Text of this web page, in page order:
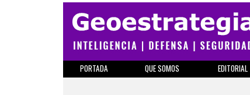
PORTADA QUE SOMOS EDITORIAL